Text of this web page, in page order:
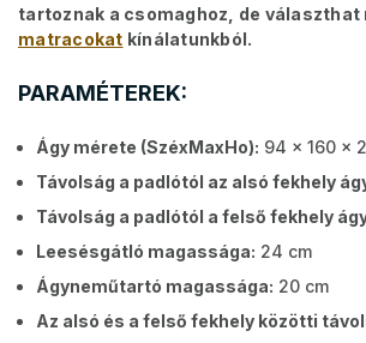
tartoznak a csomaghoz, de választhat
matracokat kínálatunkból.
PARAMÉTEREK:
Ágy mérete (SzéxMaxHo): 94 x 160 x
Távolság a padlótól az alsó fekhely
Távolság a padlótól a felső fekhely
Leesésgátló magassága: 24 cm
Ágyneműtartó magassága: 20 cm
Az alsó és a felső fekhely közötti